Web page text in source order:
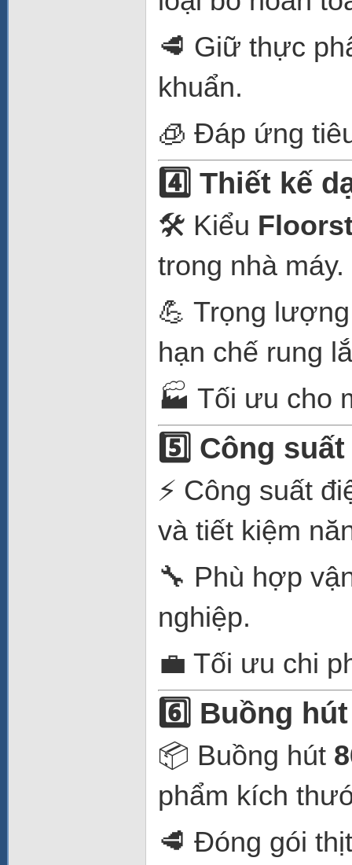
🥩 Giữ thực
khuẩn.
🧊 Đáp ứng
4️⃣ Thiết kế
🛠️ Kiểu
trong nhà máy.
💪 Trọng
hạn chế rung
🏭 Tối ưu cho
5️⃣ Công
⚡ Công suất
và tiết kiệm
🔧 Phù hợp
nghiệp.
💼 Tối ưu chi
6️⃣ Buồng
📦 Buồng hút
phẩm kích
🥩 Đóng gói